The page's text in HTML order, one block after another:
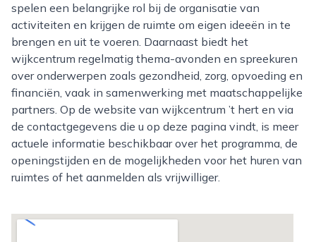
spelen een belangrijke rol bij de organisatie van
activiteiten en krijgen de ruimte om eigen ideeën in te
brengen en uit te voeren. Daarnaast biedt het
wijkcentrum regelmatig thema-avonden en spreekuren
over onderwerpen zoals gezondheid, zorg, opvoeding en
financiën, vaak in samenwerking met maatschappelijke
partners. Op de website van wijkcentrum ’t hert en via
de contactgegevens die u op deze pagina vindt, is meer
actuele informatie beschikbaar over het programma, de
openingstijden en de mogelijkheden voor het huren van
ruimtes of het aanmelden als vrijwilliger.